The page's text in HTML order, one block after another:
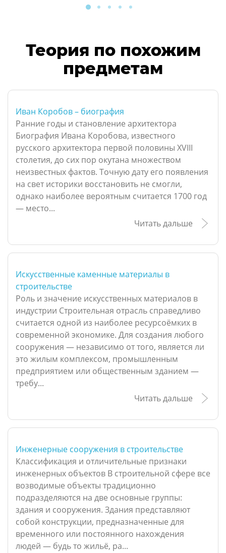
Теория по похожим
предметам
Иван Коробов – биография
Ранние годы и становление архитектора
Биография Ивана Коробова, известного
русского архитектора первой половины XVIII
столетия, до сих пор окутана множеством
неизвестных фактов. Точную дату его появления
на свет историки восстановить не смогли,
однако наиболее вероятным считается 1700 год
— место...
Читать дальше
Искусственные каменные материалы в
строительстве
Роль и значение искусственных материалов в
индустрии Строительная отрасль справедливо
считается одной из наиболее ресурсоёмких в
современной экономике. Для создания любого
сооружения — независимо от того, является ли
это жилым комплексом, промышленным
предприятием или общественным зданием —
требу...
Читать дальше
Инженерные сооружения в строительстве
Классификация и отличительные признаки
инженерных объектов В строительной сфере все
возводимые объекты традиционно
подразделяются на две основные группы:
здания и сооружения. Здания представляют
собой конструкции, предназначенные для
временного или постоянного нахождения
людей — будь то жильё, ра...